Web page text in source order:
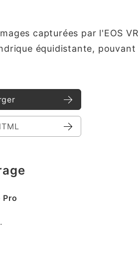
capturées par l'EOS VR
équidistante,
Pro